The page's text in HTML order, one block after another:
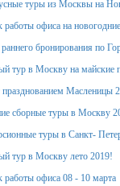
туры из Москвы на
работы офиса на
бронирования по
тур в Москву на майские
Масленицы
сборные туры в Москву
туры в Санкт-
тур в Москву лето 2019!
работы офиса 08 - 10 марта